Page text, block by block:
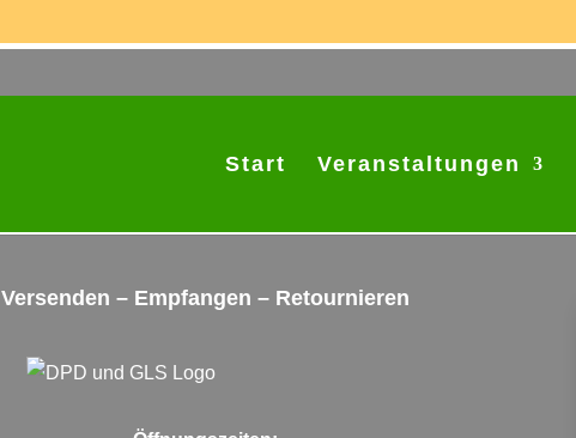
Start Veranstaltungen
Versenden – Empfangen – Retournieren